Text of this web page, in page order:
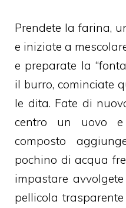
Prendete la farina,
e iniziate a
e preparate la
il burro, cominciate
le dita. Fate di
centro un uovo
composto
pochino di acqua
impastare
pellicola